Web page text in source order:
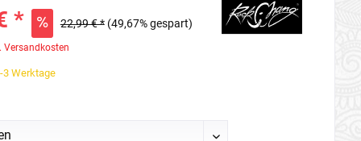
* 22,99 € * (49,67% gespart)
Versandkosten
Werktage